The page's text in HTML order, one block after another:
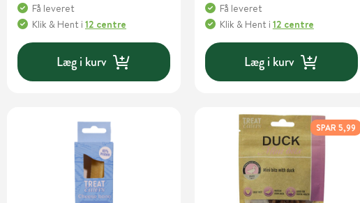
Få leveret
Klik & Hent i 12 centre
Læg i kurv
Få leveret
Klik & Hent i 12 centre
Læg i kurv
SPAR 5,99